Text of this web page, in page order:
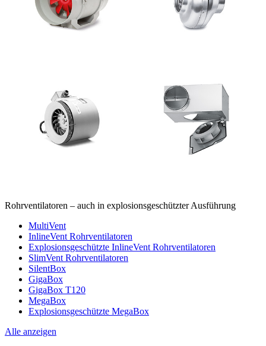
Rohrventilatoren – auch in explosionsgeschützter Ausführung
MultiVent
InlineVent Rohrventilatoren
Explosionsgeschützte InlineVent Rohrventilatoren
SlimVent Rohrventilatoren
SilentBox
GigaBox
GigaBox T120
MegaBox
Explosionsgeschützte MegaBox
Alle anzeigen